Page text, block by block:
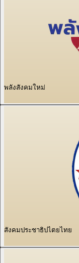
พลังสังคมใหม่
สังคมประชาธิปไตยไทย